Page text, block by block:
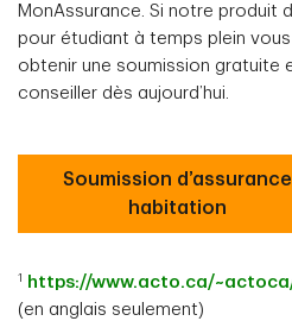
MonAssurance. Si notre produit
pour étudiant à temps plein
obtenir une soumission gratuite
conseiller dès aujourd’hui.
Soumission d’assurance
habitation
1
https://www.acto.ca/
(en anglais seulement)